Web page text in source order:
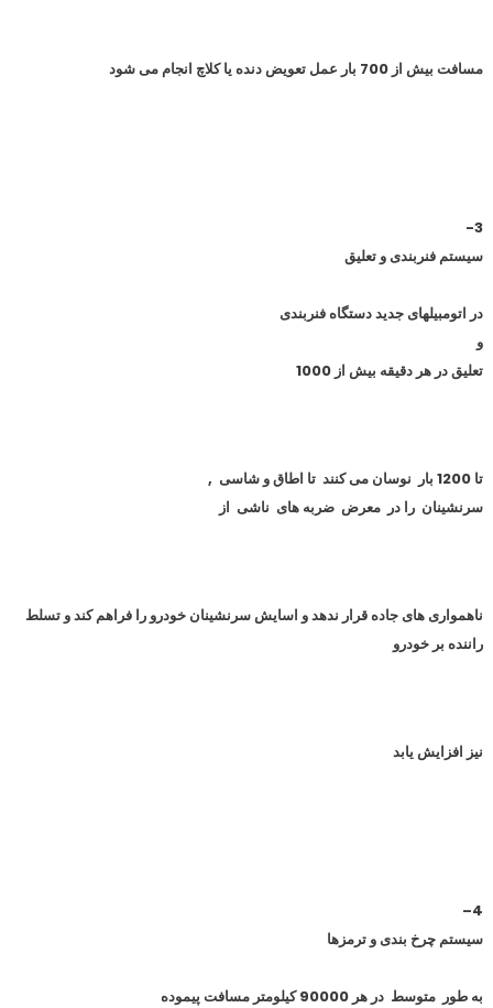
مسافت بیش از 700 بار عمل تعویض دنده یا کلاچ انجام می شود
3-
سیستم فنربندی و تعلیق
در اتومبیلهای جدید دستگاه فنربندی
و
تعلیق در هر دقیقه بیش از 1000
تا 1200 بار نوسان می کنند تا اطاق و شاسی
,
سرنشینان را در معرض ضربه های ناشی از
ناهمواری های جاده قرار ندهد و اسایش سرنشینان خودرو را فراهم کند و تسلط
راننده بر خودرو
نیز افزایش یابد
4
–
سیستم چرخ بندی و ترمزها
به طور متوسط در هر 90000 کیلومتر مسافت پیموده